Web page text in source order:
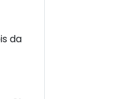
da